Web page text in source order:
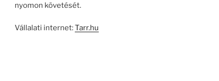
nyomon követését.
Vállalati internet:Tarr.hu